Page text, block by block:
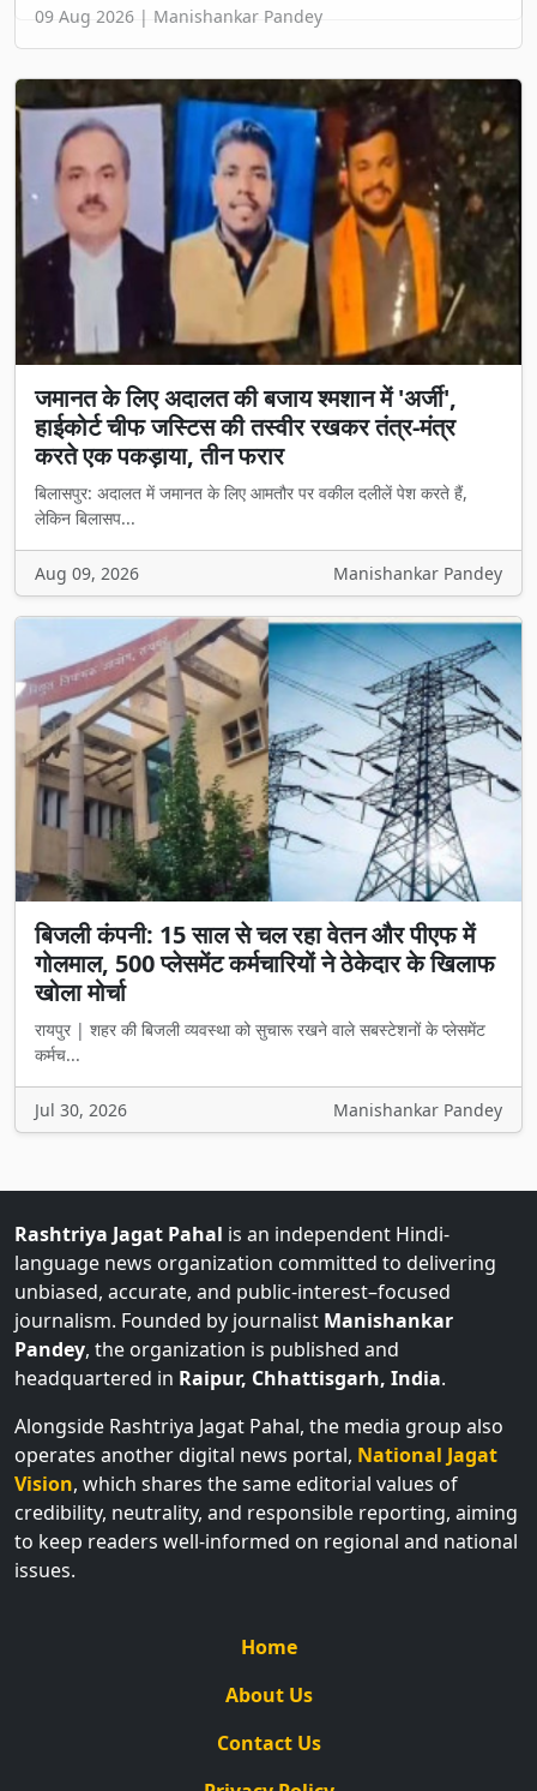
09 Aug 2026 | Manishankar Pandey
जमानत के लिए अदालत की बजाय श्मशान में 'अर्जी',
हाईकोर्ट चीफ जस्टिस की तस्वीर रखकर तंत्र-मंत्र
करते एक पकड़ाया, तीन फरार
बिलासपुर: अदालत में जमानत के लिए आमतौर पर वकील दलीलें पेश करते हैं,
लेकिन बिलासप...
Aug 09, 2026 Manishankar Pandey
बिजली कंपनी: 15 साल से चल रहा वेतन और पीएफ में
गोलमाल, 500 प्लेसमेंट कर्मचारियों ने ठेकेदार के खिलाफ
खोला मोर्चा
रायपुर | शहर की बिजली व्यवस्था को सुचारू रखने वाले सबस्टेशनों के प्लेसमेंट
कर्मच...
Jul 30, 2026 Manishankar Pandey
Rashtriya Jagat Pahal is an independent Hindi-
language news organization committed to delivering
unbiased, accurate, and public-interest–focused
journalism. Founded by journalist Manishankar
Pandey, the organization is published and
headquartered in Raipur, Chhattisgarh, India.
Alongside Rashtriya Jagat Pahal, the media group also
operates another digital news portal, National Jagat
Vision, which shares the same editorial values of
credibility, neutrality, and responsible reporting, aiming
to keep readers well-informed on regional and national
issues.
Home
About Us
Contact Us